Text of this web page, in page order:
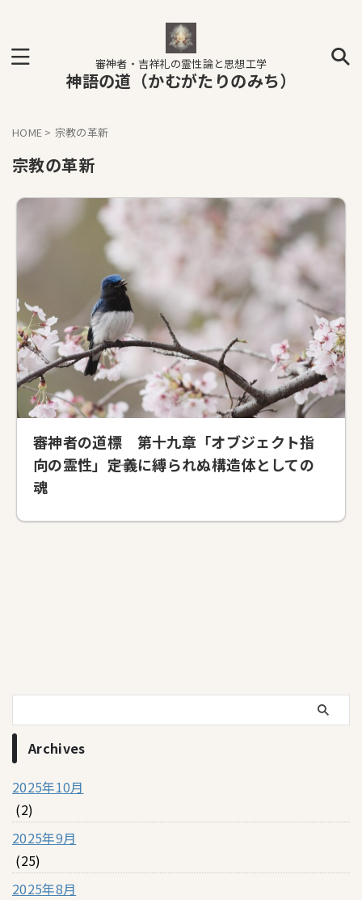
審神者・吉祥礼の霊性論と思想工学
神語の道（かむがたりのみち）
HOME > 宗教の革新
宗教の革新
審神者の道標 第十九章「オブジェクト指
向の霊性」――定義に縛られぬ構造体としての
魂
Archives
2025年10月
(2)
2025年9月
(25)
2025年8月